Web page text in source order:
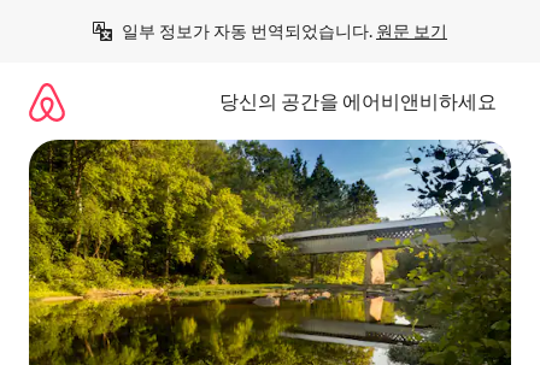
일부 정보가 자동 번역되었습니다. 원문 보기
당신의 공간을 에어비앤비하세요